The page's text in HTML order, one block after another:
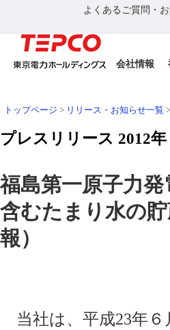
よくあるご質問・
会社情報
トップページ > リリース・お知らせ一覧 >
プレスリリース 2012年
福島第一原子力
含むたまり水の
報）
当社は、平成23年６